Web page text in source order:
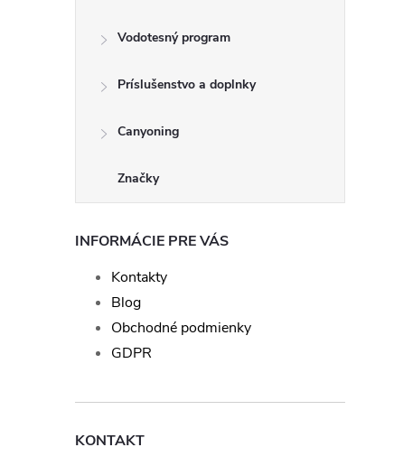
Vodotesný program
Príslušenstvo a doplnky
Canyoning
Značky
INFORMÁCIE PRE VÁS
Kontakty
Blog
Obchodné podmienky
GDPR
KONTAKT